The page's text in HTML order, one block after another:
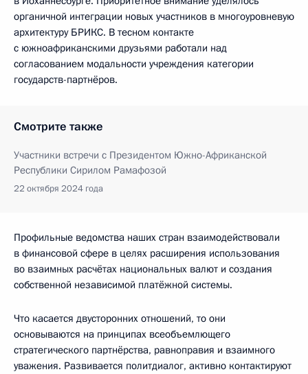
органичной интеграции новых участников в многоуровневую
архитектуру БРИКС. В тесном контакте
с южноафриканскими друзьями работали над
согласованием модальности учреждения категории
государств-партнёров.
Смотрите также
Участники встречи с Президентом Южно-Африканской
Республики Сирилом Рамафозой
22 октября 2024 года
Профильные ведомства наших стран взаимодействовали
в финансовой сфере в целях расширения использования
во взаимных расчётах национальных валют и создания
собственной независимой платёжной системы.
Что касается двусторонних отношений, то они
основываются на принципах всеобъемлющего
стратегического партнёрства, равноправия и взаимного
уважения. Развивается политдиалог, активно контактируют